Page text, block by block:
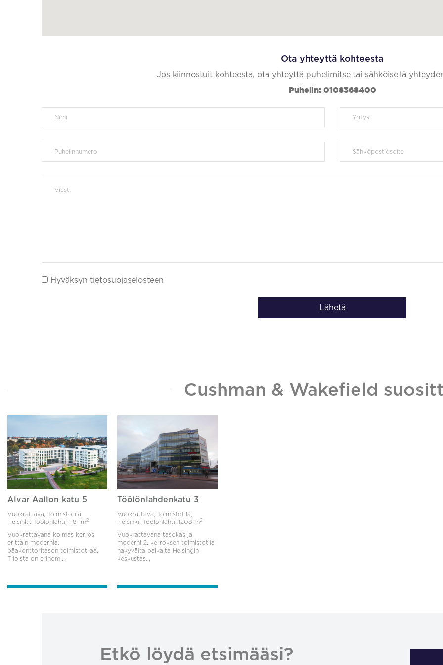
Ota yhteyttä kohteesta
Jos kiinnostuit kohteesta, ota yhteyttä puhelimitse tai sähköisellä
Puhelin: 0108368400
Hyväksyn tietosuojaselosteen
Lähetä
Cushman & Wakefield
Alvar Aallon katu 5
Vuokrattava, Toimistotila,
Helsinki, Töölönlahti, 1181 m2
Vuokrattavana kolmas kerros
erittäin modernia,
pääkonttoritason toimistotilaa.
Tiloista on erinom...
Töölönlahdenkatu 3
Vuokrattava, Toimistotila,
Helsinki, Töölönlahti,1208 m2
Vuokrattavana tasokas ja
moderni 2. kerroksen toimistotila
näkyvältä paikalta Helsingin
keskustas...
Etkö löydä etsimääsi?